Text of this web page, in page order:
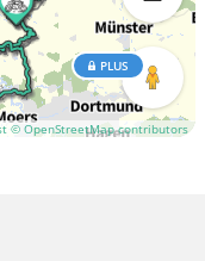
© OpenStreetMap contributors
PLUS